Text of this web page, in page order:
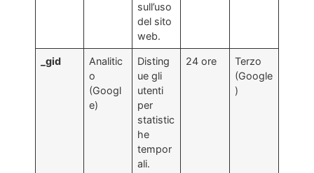
sull’uso
del sito
web.
_gid
Analitic
o
(Googl
e)
Disting
ue gli
utenti
per
statistic
he
tempor
ali.
24 ore
Terzo
(Google
)